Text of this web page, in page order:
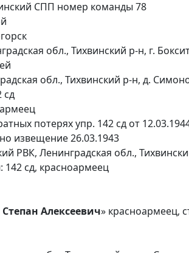
СПП номер команды 78
обл., Тихвинский р-н, г.
обл., Тихвинский р-н, д.
сд
потерях упр. 142 сд от
извещение 26.03.1943
РВК, Ленинградская обл.,
сд, красноармеец
Степан Алексеевич» красноармеец,